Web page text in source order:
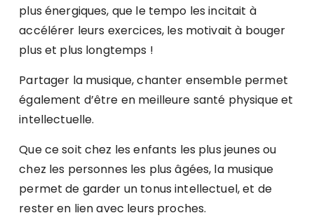
plus énergiques, que le tempo les incitait à
accélérer leurs exercices, les motivait à bouger
plus et plus longtemps !
Partager la musique, chanter ensemble permet
également d’être en meilleure santé physique et
intellectuelle.
Que ce soit chez les enfants les plus jeunes ou
chez les personnes les plus âgées, la musique
permet de garder un tonus intellectuel, et de
rester en lien avec leurs proches.